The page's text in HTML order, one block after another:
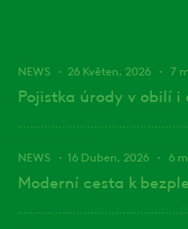
NEWS 26 Květen, 2026 7
Pojistka úrody v obilí i
NEWS 16 Duben, 2026 6
Moderní cesta k